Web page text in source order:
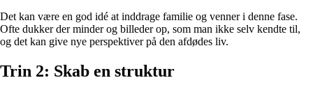
Det kan være en god idé at inddrage familie og venner i denne fase.
Ofte dukker der minder og billeder op, som man ikke selv kendte til,
og det kan give nye perspektiver på den afdødes liv.
Trin 2: Skab en struktur